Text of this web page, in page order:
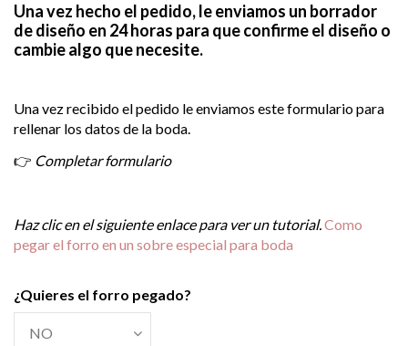
Una vez hecho el pedido, le enviamos un borrador
de diseño en 24 horas para que confirme el diseño o
cambie algo que necesite.
Una vez recibido el pedido le enviamos este formulario para
rellenar los datos de la boda.
👉 Completar formulario
Haz clic en el siguiente enlace para ver un tutorial. Como
pegar el forro en un sobre especial para boda
¿Quieres el forro pegado?